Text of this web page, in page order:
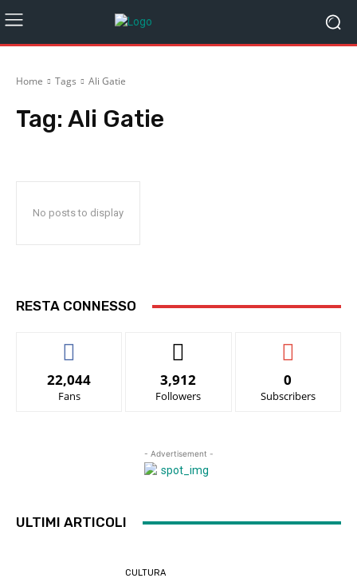
Home Tags Ali Gatie
Tag: Ali Gatie
No posts to display
RESTA CONNESSO
22,044
Fans
3,912
Followers
0
Subscribers
- Advertisement -
ULTIMI ARTICOLI
CULTURA